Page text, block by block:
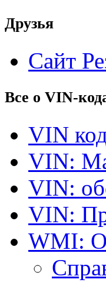
Друзья
Сайт
Все о VIN-
VIN
VIN:
VIN:
VIN:
WMI: